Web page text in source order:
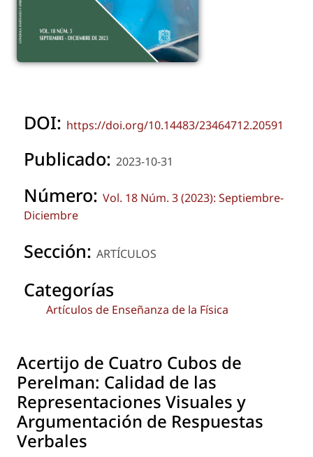
DOI: https://doi.org/10.14483/23464712.20591
Publicado: 2023-10-31
Número: Vol. 18 Núm. 3 (2023): Septiembre-
Diciembre
Sección: ARTÍCULOS
Categorías
Artículos de Enseñanza de la Física
Acertijo de Cuatro Cubos de
Perelman: Calidad de las
Representaciones Visuales y
Argumentación de Respuestas
Verbales